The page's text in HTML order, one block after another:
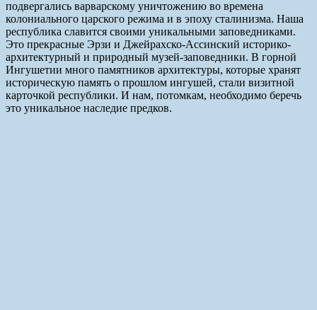
подвергались варварскому уничтожению во времена
колониального царского режима и в эпоху сталинизма. Наша
республика славится своими уникальными заповедниками.
Это прекрасные Эрзи и Джейрахско-Ассинский историко-
архитектурный и природный музей-заповедники. В горной
Ингушетии много памятников архитектуры, которые хранят
историческую память о прошлом ингушей, стали визитной
карточкой республики. И нам, потомкам, необходимо беречь
это уникальное наследие предков.